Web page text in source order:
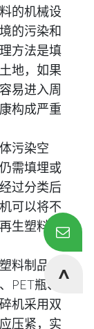
的机械设
的污染和
方法是填
地，如果
易进入周
构成严重
污染空
需填埋或
过分类后
可以将不
生塑料使
料制品，
PET瓶、
机采用双
压紧，实